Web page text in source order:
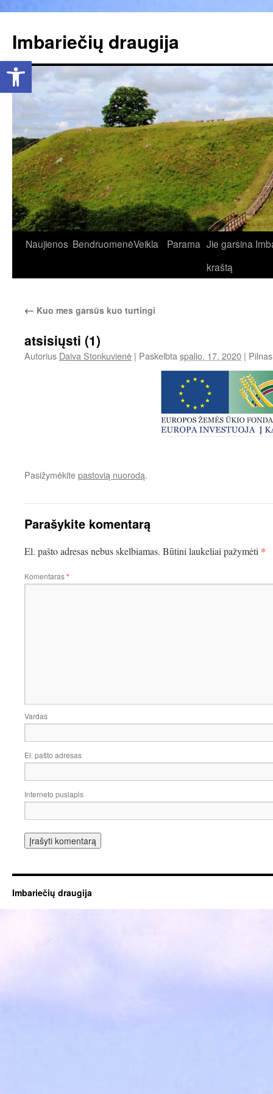
Open toolbar
turinio
Imbariečių draugija
Naujienos BendruomenėVeikla Parama Jie garsina
kraštą
← Kuo mes garsūs kuo turtingi
atsisiųsti (1)
Autorius Daiva Stonkuvienė | Paskelbta spalio. 17. 2020 |
Pasižymėkitepastovią nuorodą.
Parašykite komentarą
El. pašto adresas nebus skelbiamas. Būtini laukeliai pažymėti *
Komentaras*
Vardas
El. pašto adresas
Interneto puslapis
Imbariečių draugija